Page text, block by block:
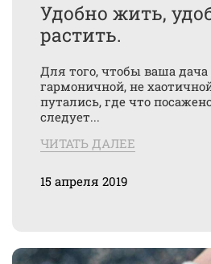
Удобно жить,
растить.
Для того, чтобы ваша
гармоничной, не
путались, где что
следует...
ЧИТАТЬ ДАЛЕЕ
15 апреля 2019